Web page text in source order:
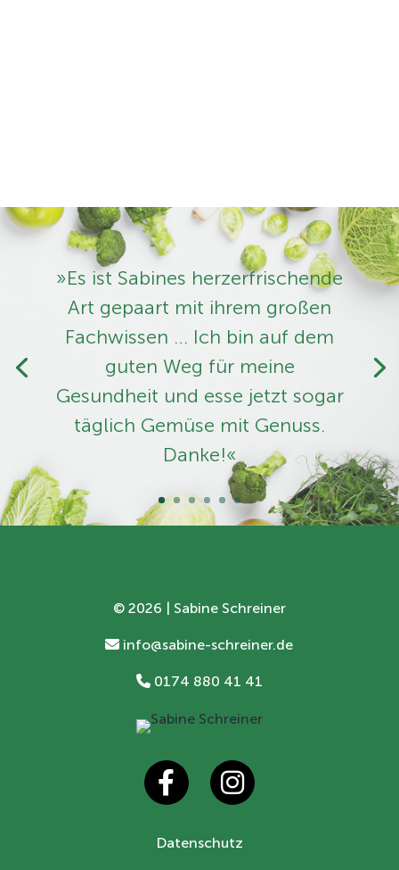
»Es ist Sabines herzerfrischende
Art ­gepaart mit ihrem großen
Fachwissen … Ich bin auf dem
guten Weg für meine
Gesundheit und esse jetzt sogar
täglich Gemüse mit Genuss.
Danke!«
© 2026 | Sabine Schreiner
info@sabine-schreiner.de
0174 880 41 41
Datenschutz